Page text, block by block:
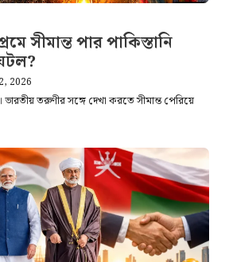
সীমান্ত পার পাকিস্তানি
2026
তরুণীর সঙ্গে দেখা করতে সীমান্ত পেরিয়ে